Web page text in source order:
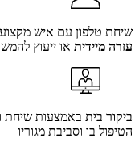
שיחת טלפון עם איש
עזרה מיידית או ייעוץ
ביקור בית באמצעות שיחת
הטיפול בו וסביבת מגוריו